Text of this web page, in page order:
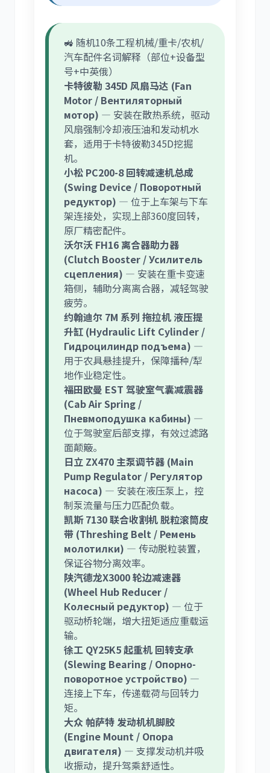
🚜 随机10条工程机械/重卡/农机/
汽车配件名词解释（部位+设备型
号+中英俄）
卡特彼勒 345D 风扇马达 (Fan
Motor / Вентиляторный
мотор) — 安装在散热系统，驱动
风扇强制冷却液压油和发动机水
套，适用于卡特彼勒345D挖掘
机。
小松 PC200-8 回转减速机总成
(Swing Device / Поворотный
редуктор) — 位于上车架与下车
架连接处，实现上部360度回转，
原厂精密配件。
沃尔沃 FH16 离合器助力器
(Clutch Booster / Усилитель
сцепления) — 安装在重卡变速
箱侧，辅助分离离合器，减轻驾驶
疲劳。
约翰迪尔 7M 系列 拖拉机 液压提
升缸 (Hydraulic Lift Cylinder /
Гидроцилиндр подъема) —
用于农具悬挂提升，保障播种/犁
地作业稳定性。
福田欧曼 EST 驾驶室气囊减震器
(Cab Air Spring /
Пневмоподушка кабины) —
位于驾驶室后部支撑，有效过滤路
面颠簸。
日立 ZX470 主泵调节器 (Main
Pump Regulator / Регулятор
насоса) — 安装在液压泵上，控
制泵流量与压力匹配负载。
凯斯 7130 联合收割机 脱粒滚筒皮
带 (Threshing Belt / Ремень
молотилки) — 传动脱粒装置，
保证谷物分离效率。
陕汽德龙X3000 轮边减速器
(Wheel Hub Reducer /
Колесный редуктор) — 位于
驱动桥轮端，增大扭矩适应重载运
输。
徐工 QY25K5 起重机 回转支承
(Slewing Bearing / Опорно-
поворотное устройство) —
连接上下车，传递载荷与回转力
矩。
大众 帕萨特 发动机机脚胶
(Engine Mount / Опора
двигателя) — 支撑发动机并吸
收振动，提升驾乘舒适性。